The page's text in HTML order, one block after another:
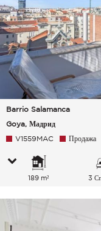
Barrio Salamanca
Goya, Мадрид
V1559MAC Продажа
189 m² 3